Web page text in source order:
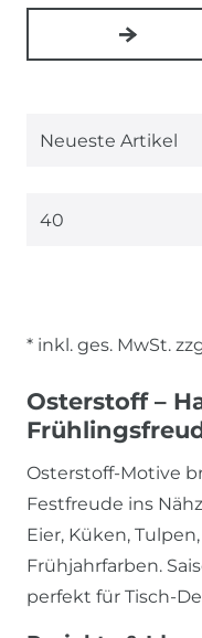
* inkl. ges. MwSt.
Osterstoff –
Osterstoff-Motive
Festfreude ins
Eier, Küken,
Frühjahrfarben.
perfekt für Tisch-